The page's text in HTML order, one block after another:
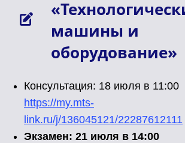
машины и
оборудование»
Консультация: 18 июля в 11:00
https://my.mts-
link.ru/j/136045121/22287612111
Экзамен: 21 июля в 14:00